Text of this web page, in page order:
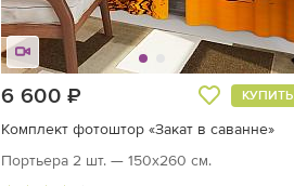
6 600 КУПИТЬ
Комплект фотоштор «Закат в саванне»
Портьера 2 шт. — 150х260 см.